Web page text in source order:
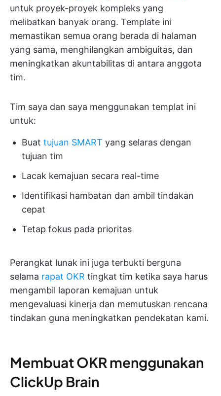
untuk proyek-proyek kompleks yang
melibatkan banyak orang. Template ini
memastikan semua orang berada di halaman
yang sama, menghilangkan ambiguitas, dan
meningkatkan akuntabilitas di antara anggota
tim.
Tim saya dan saya menggunakan templat ini
untuk:
Buat tujuan SMART yang selaras dengan
tujuan tim
Lacak kemajuan secara real-time
Identifikasi hambatan dan ambil tindakan
cepat
Tetap fokus pada prioritas
Perangkat lunak ini juga terbukti berguna
selama rapat OKR tingkat tim ketika saya harus
mengambil laporan kemajuan untuk
mengevaluasi kinerja dan memutuskan rencana
tindakan guna meningkatkan pendekatan kami.
Membuat OKR menggunakan
ClickUp Brain